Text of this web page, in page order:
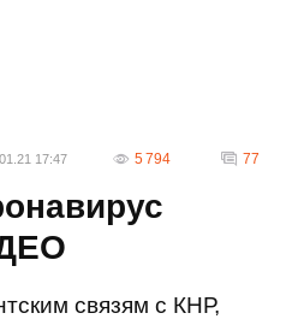
17:47 5 794 77
связям с КНР,